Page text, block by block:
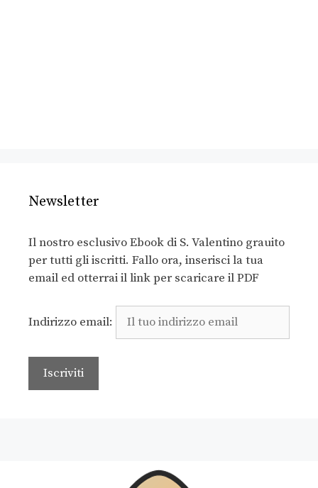
Newsletter
Il nostro esclusivo Ebook di S. Valentino grauito
per tutti gli iscritti. Fallo ora, inserisci la tua
email ed otterrai il link per scaricare il PDF
Indirizzo email: